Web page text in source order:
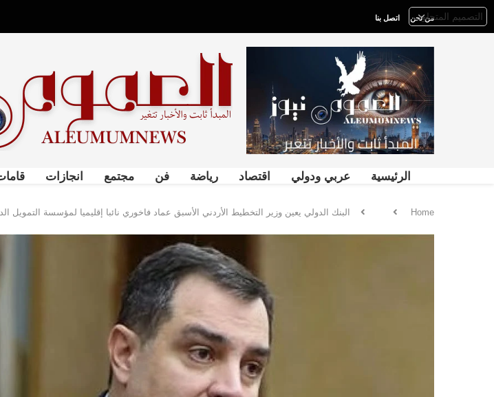
من نحن اتصل بنا
الرئيسية عربي ودولي اقتصاد رياضة فن مجتمع انجازات
Home البنك الدولي يعين وزير التخطيط الأردني الأسبق عماد فاخوري نائبا إقليميا لمؤسسة